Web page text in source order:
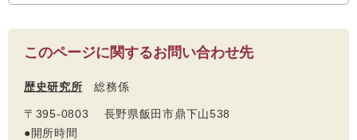
このページに関するお問い合わせ先
歴史研究所 総務係
〒395-0803 長野県飯田市鼎下山538
●開所時間